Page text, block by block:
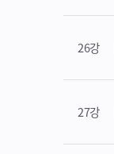
26강
27강